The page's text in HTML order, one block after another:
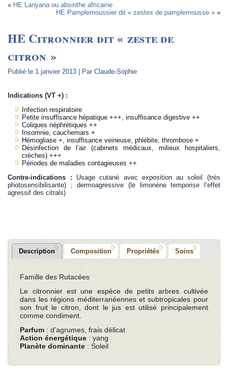
« HE Lanyana ou absinthe africaine
HE Pamplemoussier dit « zestes de pamplemousse »»
HE Citronnier dit « zeste de
citron »
Publié le 1 janvier 2013 | Par Claude-Sophie
Indications (VT +) :
Infection respiratoire
Petite insuffisance hépatique +++, insuffisance digestive ++
Coliques néphrétiques ++
Insomnie, cauchemars +
Hémogliase +, insuffisance veineuse, phlébite, thrombose +
Désinfection de l’air (cabinets médicaux, milieux hospitaliers,
crèches) +++
Périodes de maladies contagieuses ++
Contre-indications : Usage cutané avec exposition au soleil (très
photosensibilisante) ; dermoagressive (le limonène temporise l’effet
agressif des citrals)
Description Composition Propriétés Soins
Famille des Rutacées
Le citronnier est une espèce de petits arbres cultivée
dans les régions méditerranéennes et subtropicales pour
son fruit le citron, dont le jus est utilisé principalement
comme condiment.
Parfum : d’agrumes, frais délicat
Action énergétique : yang
Planète dominante : Soleil